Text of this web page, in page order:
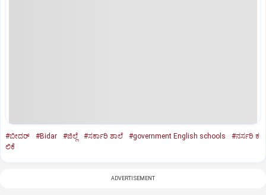
#ಬೀದರ್ #Bidar #ಜಿಲ್ಲೆ #ಸರ್ಕಾರಿ ಶಾಲೆ #government English schools
#ನರ್ಸರಿ ಕ
ಲಿಕೆ
ADVERTISEMENT